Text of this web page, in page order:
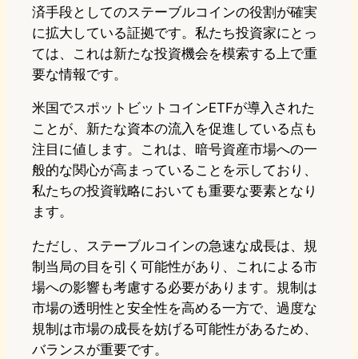
済手段としてのステーブルコインの役割が確実
に拡大している証拠です。私たち投資家にとっ
ては、これは新たな投資機会を模索する上で重
要な情報です。
米国でスポットビットコインETFが導入された
ことが、新たな資本の流入を促進している点も
注目に値します。これは、暗号資産市場への一
般的な関心が高まっていることを示しており、
私たちの投資戦略においても重要な要素となり
ます。
ただし、ステーブルコインの急速な成長は、規
制当局の目を引く可能性があり、これによる市
場への影響も考慮する必要があります。規制は
市場の透明性と安全性を高める一方で、過度な
規制は市場の成長を妨げる可能性があるため、
バランスが重要です。